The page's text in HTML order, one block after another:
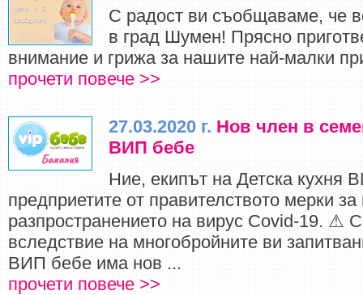
С радост ви съобщаваме, че
в град Шумен! Прясно
внимание и грижа за нашите най-малки
прочети повече >>
27.03.2020 г. Нов член в
ВИП бебе
Ние, екипът на Детска кухня
предприетите от правителството мерки
разпространението на вирус Covid-19. ⚠
вследствие на многобройните ви
ВИП бебе има нов ...
прочети повече >>